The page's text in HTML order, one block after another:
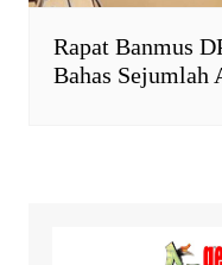
Rapat Banmus
Bahas Sejumlah